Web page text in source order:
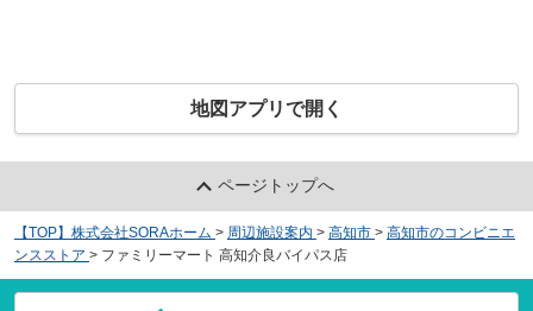
地図アプリで開く
ページトップへ
【TOP】株式会社SORAホーム > 周辺施設案内 > 高知市 > 高知市のコンビニエ
ンスストア > ファミリーマート 高知介良バイパス店